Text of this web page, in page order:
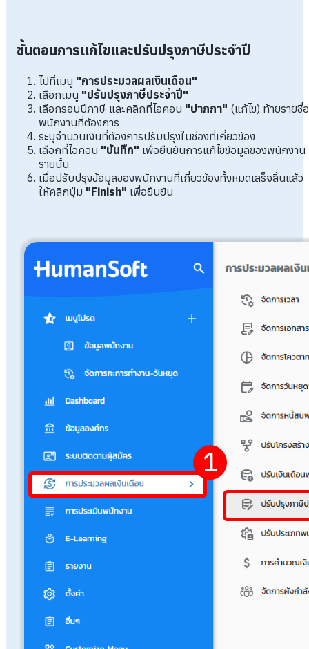
ขั้นตอนการแก้ไขและปรับปรุงภาษีประจำปี
ไปที่เมนู "การประมวลผลเงินเดือน"
เลือกเมนู "ปรับปรุงภาษีประจำปี"
เลือกรอบปีภาษี และคลิกที่ไอคอน "ปากกา" (แก้ไข) ท้ายรายชื่อ
พนักงานที่ต้องการ
ระบุจำนวนเงินที่ต้องการปรับปรุงในช่องที่เกี่ยวข้อง
เลือกที่ไอคอน "บันทึก" เพื่อยืนยันการแก้ไขข้อมูลของพนักงาน
รายนั้น
เมื่อปรับปรุงข้อมูลของพนักงานที่เกี่ยวข้องทั้งหมดเสร็จสิ้นแล้ว
ให้คลิกปุ่ม "Finish" เพื่อยืนยัน